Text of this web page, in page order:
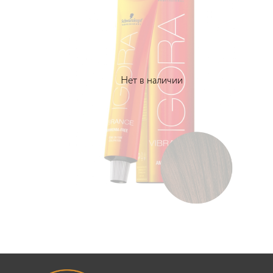
Нет в наличии